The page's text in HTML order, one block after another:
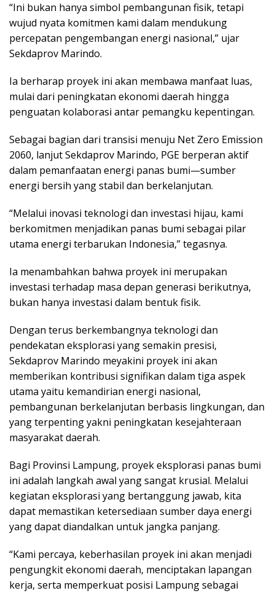
“Ini bukan hanya simbol pembangunan fisik, tetapi
wujud nyata komitmen kami dalam mendukung
percepatan pengembangan energi nasional,” ujar
Sekdaprov Marindo.
Ia berharap proyek ini akan membawa manfaat luas,
mulai dari peningkatan ekonomi daerah hingga
penguatan kolaborasi antar pemangku kepentingan.
Sebagai bagian dari transisi menuju Net Zero Emission
2060, lanjut Sekdaprov Marindo, PGE berperan aktif
dalam pemanfaatan energi panas bumi—sumber
energi bersih yang stabil dan berkelanjutan.
“Melalui inovasi teknologi dan investasi hijau, kami
berkomitmen menjadikan panas bumi sebagai pilar
utama energi terbarukan Indonesia,” tegasnya.
Ia menambahkan bahwa proyek ini merupakan
investasi terhadap masa depan generasi berikutnya,
bukan hanya investasi dalam bentuk fisik.
Dengan terus berkembangnya teknologi dan
pendekatan eksplorasi yang semakin presisi,
Sekdaprov Marindo meyakini proyek ini akan
memberikan kontribusi signifikan dalam tiga aspek
utama yaitu kemandirian energi nasional,
pembangunan berkelanjutan berbasis lingkungan, dan
yang terpenting yakni peningkatan kesejahteraan
masyarakat daerah.
Bagi Provinsi Lampung, proyek eksplorasi panas bumi
ini adalah langkah awal yang sangat krusial. Melalui
kegiatan eksplorasi yang bertanggung jawab, kita
dapat memastikan ketersediaan sumber daya energi
yang dapat diandalkan untuk jangka panjang.
“Kami percaya, keberhasilan proyek ini akan menjadi
pengungkit ekonomi daerah, menciptakan lapangan
kerja, serta memperkuat posisi Lampung sebagai